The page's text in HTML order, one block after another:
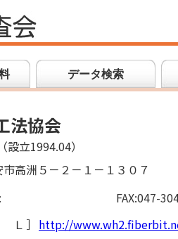
データ検索
法協会
（設立1994.04）
高洲５－２－１－１３０７
FAX:047-
］ http://